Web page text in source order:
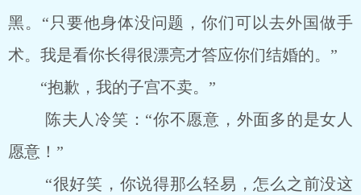
黑。“只要他身体没问题，你们可以去外国做手
术。我是看你长得很漂亮才答应你们结婚的。”
“抱歉，我的子宫不卖。”
陈夫人冷笑：“你不愿意，外面多的是女人
愿意！”
“很好笑，你说得那么轻易，怎么之前没这